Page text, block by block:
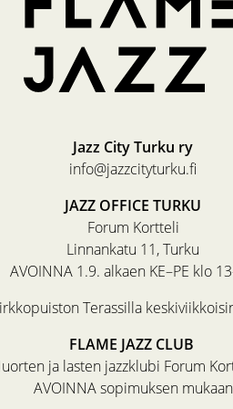
Jazz City Turku ry
info@jazzcityturku.fi
JAZZ OFFICE TURKU
Forum Kortteli
Linnankatu 11, Turku
AVOINNA 1.9. alkaen KE–PE klo
Terassilla
FLAME JAZZ CLUB
ja lasten jazzklubi Forum
AVOINNA sopimuksen mukaan